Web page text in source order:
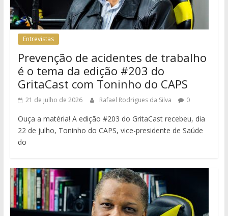
Entrevistas
Prevenção de acidentes de trabalho
é o tema da edição #203 do
GritaCast com Toninho do CAPS
21 de julho de 2026 Rafael Rodrigues da Silva 0
Ouça a matéria! A edição #203 do GritaCast recebeu, dia
22 de julho, Toninho do CAPS, vice-presidente de Saúde
do